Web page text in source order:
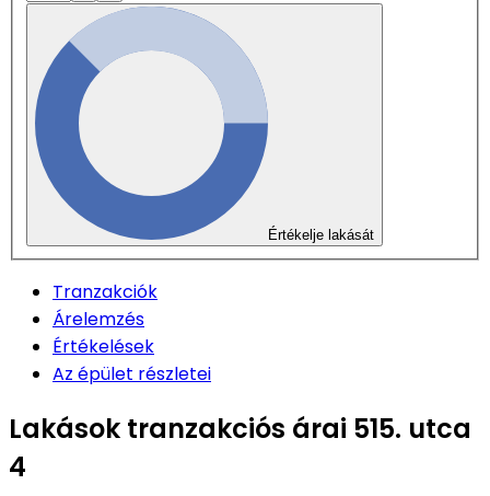
Értékelje lakását
Tranzakciók
Árelemzés
Értékelések
Az épület részletei
Lakások tranzakciós árai 515. utca
4